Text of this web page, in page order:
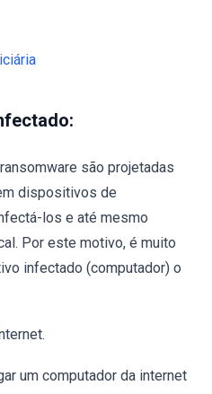
são projetadas
dispositivos de
los e até mesmo
Por este motivo, é muito
infectado (computador) o
um computador da internet